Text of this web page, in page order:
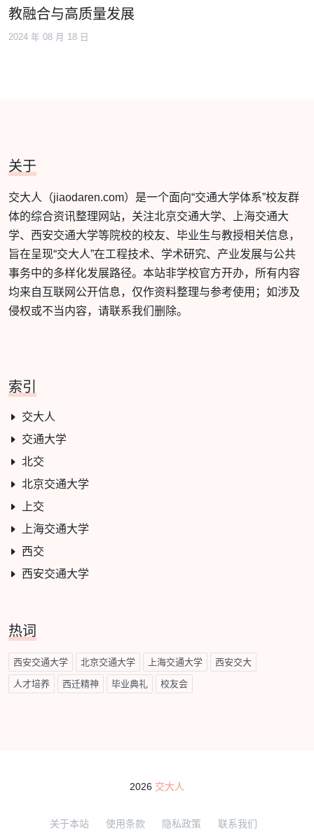
教融合与高质量发展
2024 年 08 月 18 日
关于
交大人（jiaodaren.com）是一个面向“交通大学体系”校友群
体的综合资讯整理网站，关注北京交通大学、上海交通大
学、西安交通大学等院校的校友、毕业生与教授相关信息，
旨在呈现“交大人”在工程技术、学术研究、产业发展与公共
事务中的多样化发展路径。本站非学校官方开办，所有内容
均来自互联网公开信息，仅作资料整理与参考使用；如涉及
侵权或不当内容，请联系我们删除。
索引
交大人
交通大学
北交
北京交通大学
上交
上海交通大学
西交
西安交通大学
热词
西安交通大学 北京交通大学 上海交通大学 西安交大
人才培养 西迁精神 毕业典礼 校友会
2026 交大人
关于本站 使用条款 隐私政策 联系我们